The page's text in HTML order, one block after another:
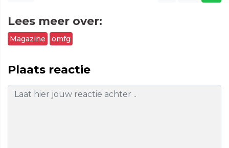
Lees meer over:
Magazine omfg
Plaats reactie